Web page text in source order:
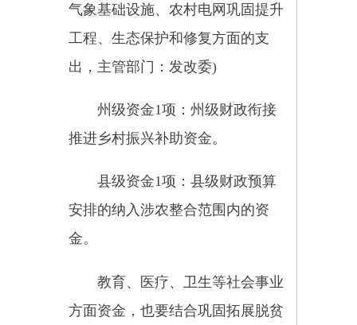
保护恢复、农村环境整治、农村道
路建设、农村危房改造、农业资源
及生态保护、乡村旅游等农业生产
资金范围内打通，统筹安排使用。
要将支持产业发展摆在优先位
置，发展壮大脱贫地区优势特色产
贫人口就业增收。
要严肃财经纪律，切实防范和
化解风险隐患，整合资金不得安排